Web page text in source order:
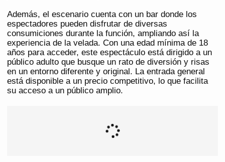
Además, el escenario cuenta con un bar donde los
espectadores pueden disfrutar de diversas
consumiciones durante la función, ampliando así la
experiencia de la velada. Con una edad mínima de 18
años para acceder, este espectáculo está dirigido a un
público adulto que busque un rato de diversión y risas
en un entorno diferente y original. La entrada general
está disponible a un precio competitivo, lo que facilita
su acceso a un público amplio.